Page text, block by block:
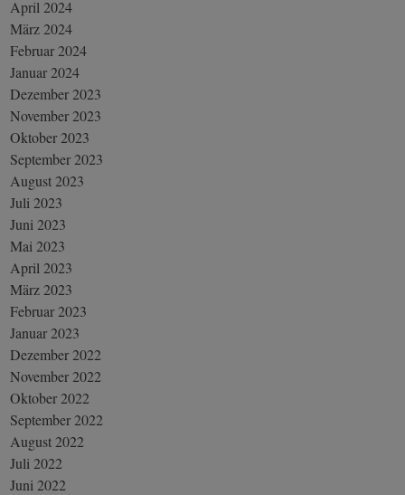
April 2024
März 2024
Februar 2024
Januar 2024
Dezember 2023
November 2023
Oktober 2023
September 2023
August 2023
Juli 2023
Juni 2023
Mai 2023
April 2023
März 2023
Februar 2023
Januar 2023
Dezember 2022
November 2022
Oktober 2022
September 2022
August 2022
Juli 2022
Juni 2022